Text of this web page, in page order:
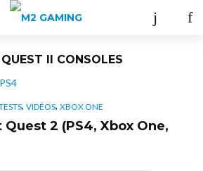
II CONSOLES
, VIDÉOS, XBOX ONE
2 (PS4, Xbox One,